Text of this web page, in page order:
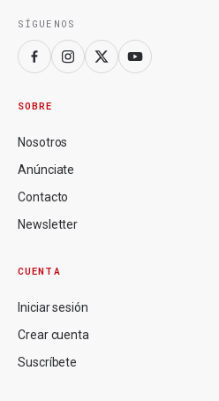
SÍGUENOS
SOBRE
Nosotros
Anúnciate
Contacto
Newsletter
CUENTA
Iniciar sesión
Crear cuenta
Suscríbete